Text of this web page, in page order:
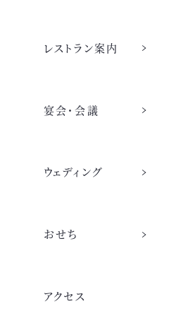
レストラン案内
宴会・会議
ウェディング
おせち
アクセス
ご予約
トラットリア カンポフェリーチェ
ご宴会プラン
ウェディング
ウェディング トップ
会社情報
職種紹介